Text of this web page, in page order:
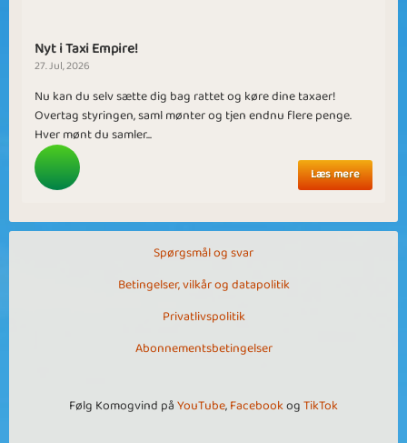
Nyt i Taxi Empire!
27. Jul, 2026
Nu kan du selv sætte dig bag rattet og køre dine taxaer!
Overtag styringen, saml mønter og tjen endnu flere penge.
Hver mønt du samler...
Læs mere
Spørgsmål og svar
Betingelser, vilkår og datapolitik
Privatlivspolitik
Abonnementsbetingelser
Følg Komogvind påYouTube,FacebookogTikTok